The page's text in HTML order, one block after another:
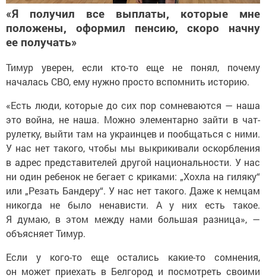
«Я получил все выплаты, которые мне
положены, оформил пенсию, скоро начну
ее получать»
Тимур уверен, если кто-то еще не понял, почему
началась СВО, ему нужно просто вспомнить историю.
«Есть люди, которые до сих пор сомневаются — наша
это война, не наша. Можно элементарно зайти в чат-
рулетку, выйти там на украинцев и пообщаться с ними.
У нас нет такого, чтобы мы выкрикивали оскорбления
в адрес представителей другой национальности. У нас
ни один ребенок не бегает с криками: „Хохла на гиляку“
или „Резать Бандеру“. У нас нет такого. Даже к немцам
никогда не было ненависти. А у них есть такое.
Я думаю, в этом между нами большая разница», —
объясняет Тимур.
Если у кого-то еще остались какие-то сомнения,
он может приехать в Белгород и посмотреть своими